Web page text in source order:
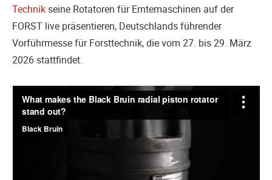
Technikseine Rotatoren für Erntemaschinen auf der
FORST live präsentieren, Deutschlands führender
Vorführmesse für Forsttechnik, die vom 27. bis 29. März
2026 stattfindet.